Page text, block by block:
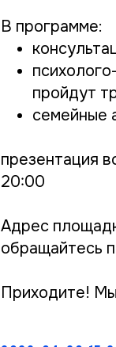
В программе:
пройдут
семейные
презентация
20:00
Адрес
обращайтесь
Приходите!